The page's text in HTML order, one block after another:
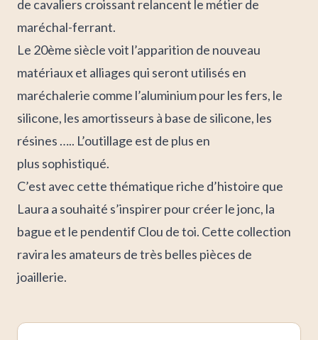
de cavaliers croissant relancent le métierde
maréchal-ferrant.
Le 20ème siècle voit l’apparition de nouveau
matériauxet alliages qui seront utilisés en
maréchalerie comme l’aluminium pour les fers, le
silicone, les amortisseurs à base de silicone, les
résines ….. L’outillage est de plus en
plus sophistiqué.
C’est avec cette thématique riche d’histoire que
Laura a souhaité s’inspirer pour créer le jonc, la
bague et le pendentif Clou de toi. Cette collection
ravira les amateurs de très belles pièces de
joaillerie.